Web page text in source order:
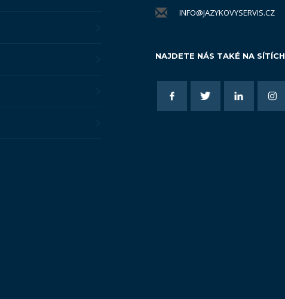
INFO@JAZYKOVYSERVIS.CZ
NAJDETE NÁS TAKÉ NA SÍTÍCH